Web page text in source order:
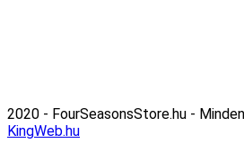
2020 - FourSeasonsStore.hu -
KingWeb.hu